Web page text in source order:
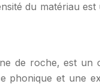
du matériau
de roche, est
et une